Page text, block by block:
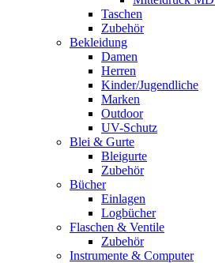
Taschen
Zubehör
Bekleidung
Damen
Herren
Kinder/Jugendliche
Marken
Outdoor
UV-Schutz
Blei & Gurte
Bleigurte
Zubehör
Bücher
Einlagen
Logbücher
Flaschen & Ventile
Zubehör
Instrumente & Computer